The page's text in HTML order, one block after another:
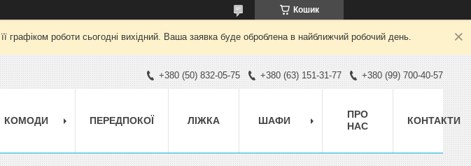
Кошик
графіком роботи сьогодні вихідний. Ваша заявка буде оброблена в найближчий робочий день.
+380 (50) 832-05-75 +380 (63) 151-31-77 +380 (99) 700-40-57
КОМОДИ ПЕРЕДПОКОЇ ЛІЖКА ШАФИ
ПРО
НАС
КОНТАКТИ